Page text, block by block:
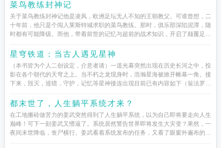
菜鸟教练封神记
关于菜鸟教练封神记他是凌风，欧洲足坛无人不知的王朝教父。可谁曾想，二
十年前，他只是个闯入莱斯特城求职的菜鸟教练。那时，俱乐部深陷泥潭，随
时都有可能降级。而他，带着前世的记忆与超前的战术知识，开启了颠覆足坛
星穹铁道：当古人遇见星神
（本书皆为个人二创设定，介意者请）一道光幕突然出现在历史长河之中，投
影在各个朝代的天穹之上。当不朽之龙现身时，浩瀚星海被掀开帷幕一角。接
下来，毁灭，巡猎，守护，记忆等星神接连出现目前已有内容如下（翁法罗斯
都末世了，人生躺平系统才来？
在工地搬砖做苦力的姜武突然得到了人生躺平系统，以为自己即将要走向人生
巅峰！可下一刻姜武又懵逼了。系统居然警告世界即将发生大灾变？果然，一
夜间末世降临，丧尸横行。姜武看着系统发布的任务，又看了眼窗外遍布的丧